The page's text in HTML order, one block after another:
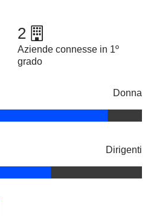
2
Aziende connesse in 1º
grado
Donna
Dirigenti